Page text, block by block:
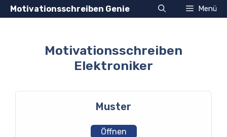
Zum
Inhalt
Motivationsschreiben Genie Menü
Motivationsschreiben
Elektroniker
Muster
Öffnen